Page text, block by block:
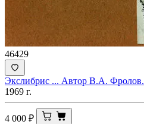
46429
Экслибрис ... Автор В.А. Фролов.
1969 г.
4 000 ₽